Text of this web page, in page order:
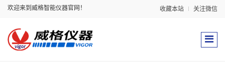
欢迎来到威格智能仪器官网！ 收藏本站 关注微信